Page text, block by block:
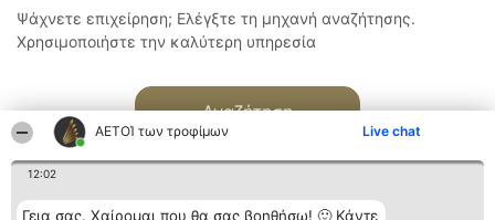
ΑΕΤΟΊ των τροφίμων Live chat
12:02
Γεια σας. Χαίρομαι που θα σας βοηθήσω! 🙂 Κάντε
Ψάχνετε επιχείρηση; Ελέγξτε τη μηχανή αναζήτησης.
Χρησιμοποιήστε την καλύτερη υπηρεσία
Αναζήτηση